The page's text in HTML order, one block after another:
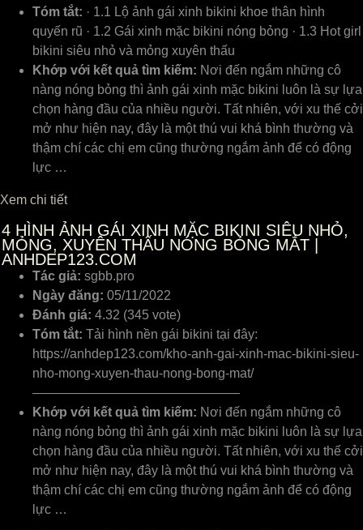
Tóm tắt: · 1.1 Lộ ảnh gái xinh bikini khoe thân hình
quyến rũ · 1.2 Gái xinh mặc bikini nóng bỏng · 1.3 Hot girl
bikini siêu nhỏ và mỏng xuyên thấu
Khớp với kết quả tìm kiếm: Nơi đến ngắm những cô
nàng nóng bỏng thì ảnh gái xinh mặc bikini luôn là sự lựa
chọn hàng đầu của nhiều người. Tất nhiên, với xu thế cởi
mở như hiện nay, đây là một thú vui khá bình thường và
thậm chí các chị em cũng thường ngắm ảnh để có động
lực …
Xem chi tiết
4 HÌNH ẢNH GÁI XINH MẶC BIKINI SIÊU NHỎ,
MỎNG, XUYÊN THẤU NÓNG BỎNG MẮT |
ANHDEP123.COM
Tác giả: sgbb.pro
Ngày đăng: 05/11/2022
Đánh giá: 4.32 (345 vote)
Tóm tắt: Tải hình nền gái bikini tại đây:
https://anhdep123.com/kho-anh-gai-xinh-mac-bikini-sieu-
nho-mong-xuyen-thau-nong-bong-mat/
————————————————
Khớp với kết quả tìm kiếm: Nơi đến ngắm những cô
nàng nóng bỏng thì ảnh gái xinh mặc bikini luôn là sự lựa
chọn hàng đầu của nhiều người. Tất nhiên, với xu thế cởi
mở như hiện nay, đây là một thú vui khá bình thường và
thậm chí các chị em cũng thường ngắm ảnh để có động
lực …